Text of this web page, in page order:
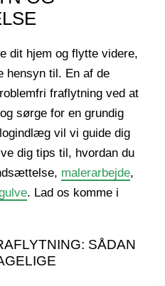
dit hjem og flytte videre,
hensyn til. En af de
fraflytning ved at
og sørge for en grundig
vil vi guide dig
dig tips til, hvordan du
malerarbejde,
. Lad os komme i
SÅDAN